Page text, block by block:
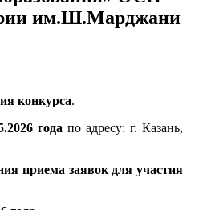
им.Ш.Марджани
конкурса.
года по адресу: г. Казань,
приема заявок для участия